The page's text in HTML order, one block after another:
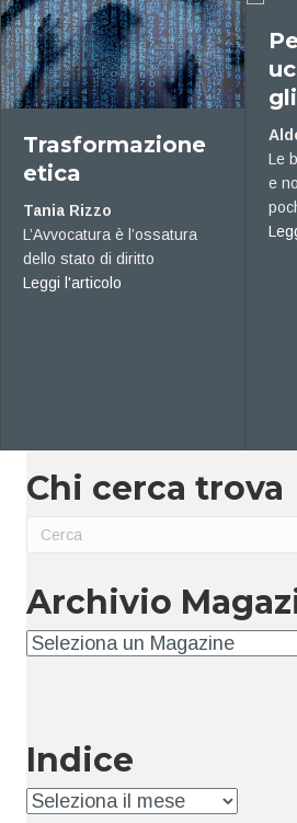
Trasformazione
etica
Tania Rizzo
L’Avvocatura è l’ossatura
dello stato di diritto
Leggi l'articolo
Le
e
Chi cerca trova
Archivio
Archivio
Indice
Indice